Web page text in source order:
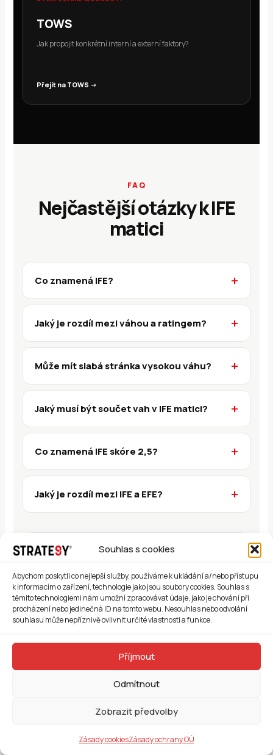
Souhlas s cookies
Abychom poskytli co nejlepší služby, používáme k ukládání a/nebo přístupu
k informacím o zařízení, technologie jako jsou soubory cookies. Souhlas s
těmito technologiemi nám umožní zpracovávat údaje, jako je chování při
procházení nebo jedinečná ID na tomto webu. Nesouhlas nebo odvolání
souhlasu může nepříznivě ovlivnit určité vlastnosti a funkce.
Příjmout
Odmítnout
Zobrazit předvolby
Zásady cookiesZásady ochrany OÚ
TOWS
Jak propojit konkrétní interní a externí faktory?
Přejít na TOWS →
FAQ
Nejčastější otázky k IFE
matici
Co znamená IFE?
Jaký je rozdíl mezi váhou a ratingem?
Může mít slabá stránka vysokou váhu?
Jaký musí být součet vah v IFE matici?
Co znamená IFE skóre 2,5?
Jaký je rozdíl mezi IFE a EFE?
ODBORNĚ ZPRACOVALA
Ing. Hana Krchová, Ph.D., MBA
Vysokoškolská pedagožka strategického a projektového
managementu, autorka knihy Praktický projektový
manažment a strategických nástrojů STRATE9Y®.
do strukturovaného číselného rámce. Přesnost výsledku závisí
strategickou diskusi — nenahrazuje ji.